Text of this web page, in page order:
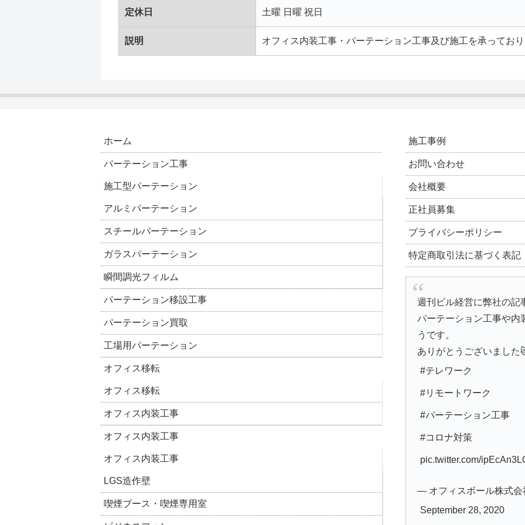
定休日 土曜 日曜 祝日
説明 オフィス内装工事・パーテーション工事及び施工を承ってお
ホーム
パーテーション工事
施工型パーテーション
アルミパーテーション
スチールパーテーション
ガラスパーテーション
瞬間調光フィルム
パーテーション移設工事
パーテーション買取
工場用パーテーション
オフィス移転
オフィス移転
オフィス内装工事
オフィス内装工事
オフィス内装工事
LGS造作壁
喫煙ブース・喫煙専用室
施工事例
お問い合わせ
会社概要
正社員募集
プライバシーポリシー
特定商取引法に基づく表記
週刊ビル経営に弊社の記
パーテーション工事や内
うです。
ありがとうございました
#テレワーク
#リモートワーク
#パーテーション工事
#コロナ対策
pic.twitter.com/
— オフィスボール株式会
September 28, 2020